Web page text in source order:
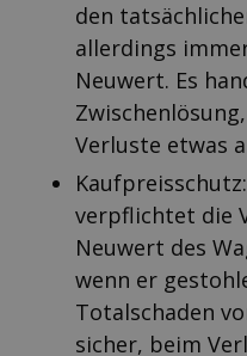
den
allerdings
Neuwert. Es
Verluste etwas
verpflichtet die
Neuwert des
wenn er
Totalschaden
sicher, beim